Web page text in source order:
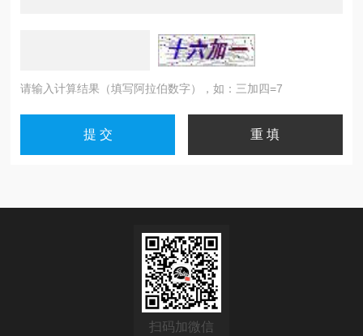
请输入计算结果（填写阿拉伯数字），如：三加四=7
扫码加微信